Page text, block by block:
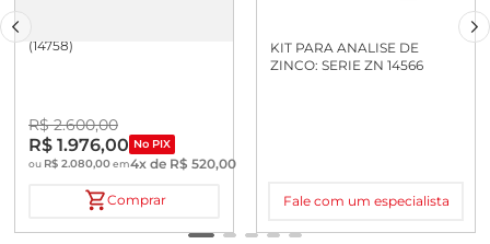
(14758)
R$ 2.600,00
R$ 1.976,00 No PIX
ou R$ 2.080,00em4x de R$ 520,00
Comprar
KIT PARA ANALISE DE
ZINCO: SERIE ZN 14566
Fale com um especialista